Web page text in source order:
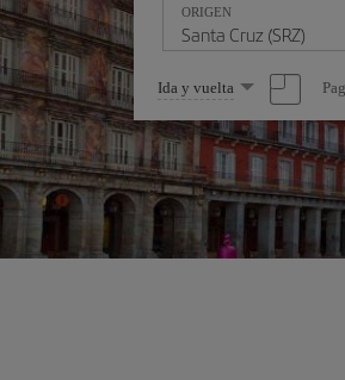
ORIGEN
Seleccione
una
opción
Ida y vuelta